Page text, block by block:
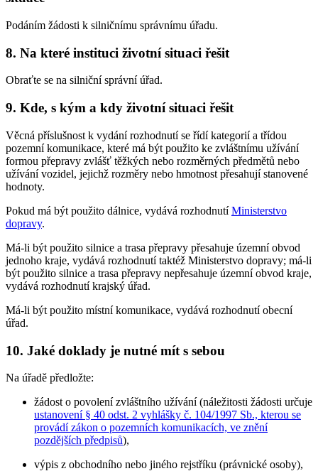
Podáním žádosti k silničnímu správnímu úřadu.
8. Na které instituci životní situaci řešit
Obraťte se na silniční správní úřad.
9. Kde, s kým a kdy životní situaci řešit
Věcná příslušnost k vydání rozhodnutí se řídí kategorií a třídou
pozemní komunikace, které má být použito ke zvláštnímu užívání
formou přepravy zvlášť těžkých nebo rozměrných předmětů nebo
užívání vozidel, jejichž rozměry nebo hmotnost přesahují stanovené
hodnoty.
Pokud má být použito dálnice, vydává rozhodnutíMinisterstvo
dopravy.
Má-li být použito silnice a trasa přepravy přesahuje územní obvod
jednoho kraje, vydává rozhodnutí taktéž Ministerstvo dopravy; má-li
být použito silnice a trasa přepravy nepřesahuje územní obvod kraje,
vydává rozhodnutí krajský úřad.
Má-li být použito místní komunikace, vydává rozhodnutí obecní
úřad.
10. Jaké doklady je nutné mít s sebou
Na úřadě předložte:
žádost o povolení zvláštního užívání (náležitosti žádosti určuje
ustanovení § 40 odst. 2 vyhlášky č. 104/1997 Sb., kterou se
provádí zákon o pozemních komunikacích, ve znění
pozdějších předpisů),
výpis z obchodního nebo jiného rejstříku (právnické osoby),